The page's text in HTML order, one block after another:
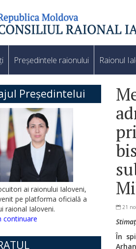
Președintele raionului Raionul
Președintelui
ai raionului Ialoveni,
pe platforma oficială a
raional Ialoveni.
continuare
21
În